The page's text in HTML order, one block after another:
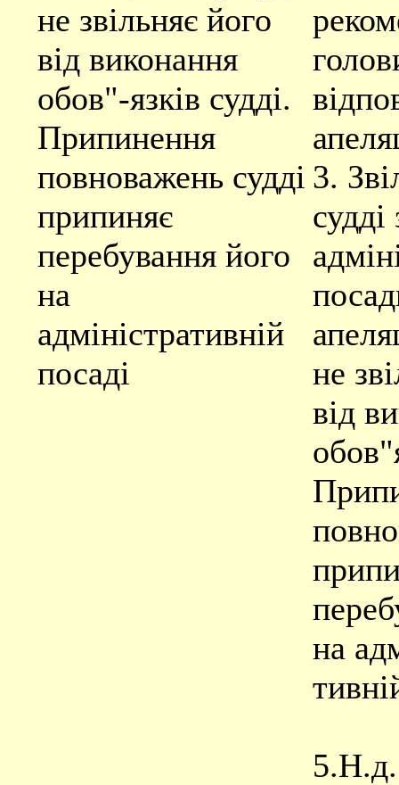
не звільняє його
від виконання
обов"-язків судді.
Припинення
повноважень судді
припиняє
перебування його
на
адміністративній
посаді
3.
судді
не
від
на